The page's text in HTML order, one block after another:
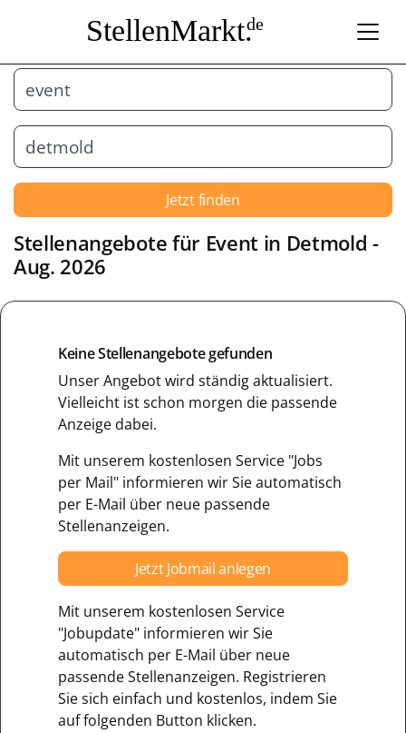
StellenMarkt.de
Jetzt finden
Stellenangebote für Event in Detmold -
Aug. 2026
Keine Stellenangebote gefunden
Unser Angebot wird ständig aktualisiert.
Vielleicht ist schon morgen die passende
Anzeige dabei.
Mit unserem kostenlosen Service "Jobs
per Mail" informieren wir Sie automatisch
per E-Mail über neue passende
Stellenanzeigen.
Jetzt Jobmail anlegen
Mit unserem kostenlosen Service
"Jobupdate" informieren wir Sie
automatisch per E-Mail über neue
passende Stellenanzeigen. Registrieren
Sie sich einfach und kostenlos, indem Sie
auf folgenden Button klicken.